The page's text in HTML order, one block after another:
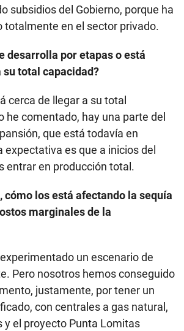
subsidios del Gobierno, porque ha
totalmente en el sector privado.
desarrolla por etapas o está
total capacidad?
cerca de llegar a su total
he comentado, hay una parte del
que está todavía en
expectativa es que a inicios del
entrar en producción total.
cómo los está afectando la sequía
marginales de la
un escenario de
Pero nosotros hemos conseguido
justamente, por tener un
con centrales a gas natural,
y el proyecto Punta Lomitas